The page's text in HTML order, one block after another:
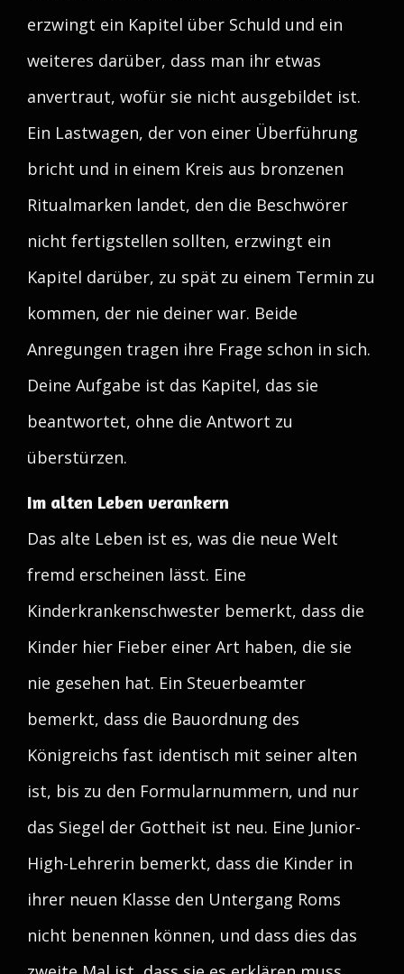
erzwingt ein Kapitel über Schuld und ein
weiteres darüber, dass man ihr etwas
anvertraut, wofür sie nicht ausgebildet ist.
Ein Lastwagen, der von einer Überführung
bricht und in einem Kreis aus bronzenen
Ritualmarken landet, den die Beschwörer
nicht fertigstellen sollten, erzwingt ein
Kapitel darüber, zu spät zu einem Termin zu
kommen, der nie deiner war. Beide
Anregungen tragen ihre Frage schon in sich.
Deine Aufgabe ist das Kapitel, das sie
beantwortet, ohne die Antwort zu
überstürzen.
Im alten Leben verankern
Das alte Leben ist es, was die neue Welt
fremd erscheinen lässt. Eine
Kinderkrankenschwester bemerkt, dass die
Kinder hier Fieber einer Art haben, die sie
nie gesehen hat. Ein Steuerbeamter
bemerkt, dass die Bauordnung des
Königreichs fast identisch mit seiner alten
ist, bis zu den Formularnummern, und nur
das Siegel der Gottheit ist neu. Eine Junior-
High-Lehrerin bemerkt, dass die Kinder in
ihrer neuen Klasse den Untergang Roms
nicht benennen können, und dass dies das